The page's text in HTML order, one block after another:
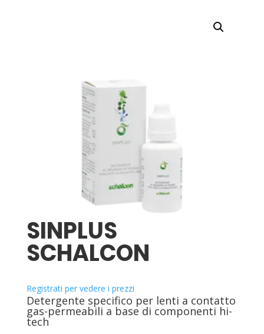
SINPLUS
SCHALCON
Registrati per vedere i prezzi
Detergente specifico per lenti a contatto
gas-permeabili a base di componenti hi-
tech